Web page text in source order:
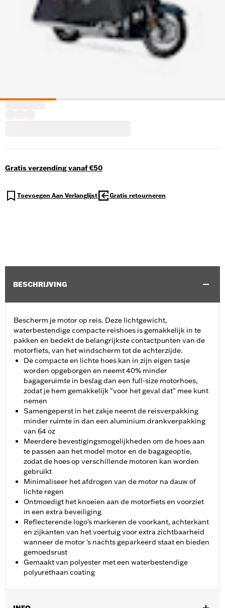
Gratis verzending vanaf €50
Toevoegen Aan Verlanglijst Gratis retourneren
BESCHRIJVING
Bescherm je motor op reis. Deze lichtgewicht,
waterbestendige compacte reishoes is gemakkelijk in te
pakken en bedekt de belangrijkste contactpunten van de
motorfiets, van het windscherm tot de achterzijde.
De compacte en lichte hoes kan in zijn eigen tasje
worden opgeborgen en neemt 40% minder
bagageruimte in beslag dan een full-size motorhoes,
zodat je hem gemakkelijk "voor het geval dat" mee kunt
nemen
Samengeperst in het zakje neemt de reisverpakking
minder ruimte in dan een aluminium drankverpakking
van 64 oz
Meerdere bevestigingsmogelijkheden om de hoes aan
te passen aan het model motor en de bagageoptie,
zodat de hoes op verschillende motoren kan worden
gebruikt
Minimaliseer het afdrogen van de motor na dauw of
lichte regen
Ontmoedigt het knoeien aan de motorfiets en voorziet
in een extra beveiliging
Reflecterende logo's markeren de voorkant, achterkant
en zijkanten van het voertuig voor extra zichtbaarheid
wanneer de motor 's nachts geparkeerd staat en bieden
gemoedsrust
Gemaakt van polyester met een waterbestendige
polyurethaan coating